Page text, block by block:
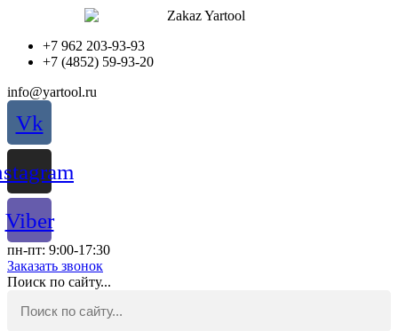
содержимому
+7 962 203-93-93
+7 (4852) 59-93-20
info@yartool.ru
Vk
Viber
пн-пт: 9:00-17:30
Заказать звонок
Поиск по сайту...